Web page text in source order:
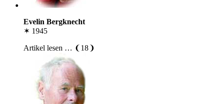
Evelin Bergknecht
✶ 1945
Artikel lesen … ❨18❩